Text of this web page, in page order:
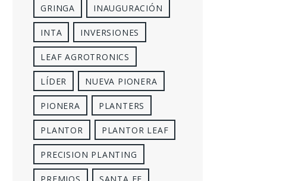
GRINGA INAUGURACIÓN
INTA INVERSIONES
LEAF AGROTRONICS
LÍDER NUEVA PIONERA
PIONERA PLANTERS
PLANTOR PLANTOR LEAF
PRECISION PLANTING